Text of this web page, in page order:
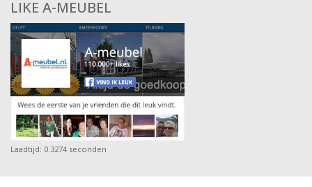
LIKE A-MEUBEL
Laadtijd: 0.3274 seconden